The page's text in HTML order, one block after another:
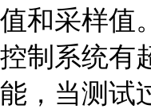
值和采样值
控制系统有
能，当测试